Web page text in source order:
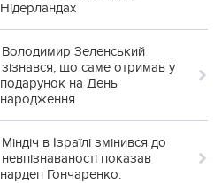
Нідерландах
Володимир Зеленський
зізнався, що саме отримав у
подарунок на День
народження
Міндіч в Ізраїлі змінився до
невпізнаваності показав
нардеп Гончаренко.